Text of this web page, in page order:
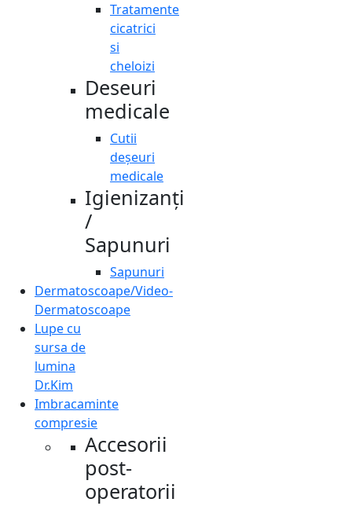
Tratamente
cicatrici
si
cheloizi
Deseuri
medicale
Cutii
deșeuri
medicale
Igienizanți
/
Sapunuri
Sapunuri
Dermatoscoape/Video-
Dermatoscoape
Lupe cu
sursa de
lumina
Dr.Kim
Imbracaminte
compresie
Accesorii
post-
operatorii